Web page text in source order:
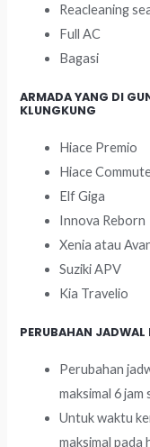
Reacleaning
Full AC
Bagasi
ARMADA YANG DI
KLUNGKUNG
Hiace Premio
Hiace
Elf Giga
Innova Reborn
Xenia atau
Suziki APV
Kia Travelio
PERUBAHAN
Perubahan
maksimal 6
Untuk waktu
maksimal pada